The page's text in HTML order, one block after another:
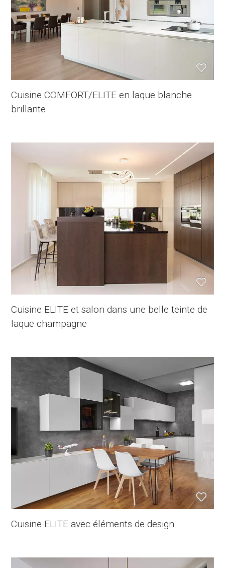
Cuisine COMFORT/ELITE en laque blanche
brillante
Cuisine ELITE et salon dans une belle teinte de
laque champagne
Cuisine ELITE avec éléments de design